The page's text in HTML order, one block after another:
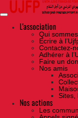
Skip
the
contentL'association
Qui
Ecrire à
Contactez-
Adhérer à
Faire un
Nos amis
Sites,
Nos actions
Les